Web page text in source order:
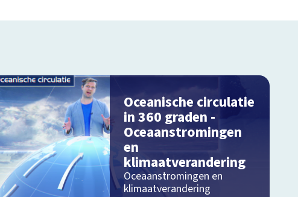
Oceanische circulatie
in 360 graden -
Oceaanstromingen
en
klimaatverandering
Oceaanstromingen en
klimaatverandering